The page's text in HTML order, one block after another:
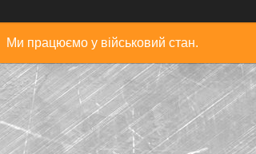
Ми працюємо у військовий стан.